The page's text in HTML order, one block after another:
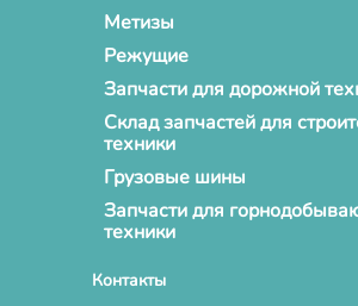
Метизы
Режущие
Запчасти для дорожной
Склад запчастей для
техники
Грузовые шины
Запчасти для
техники
Контакты